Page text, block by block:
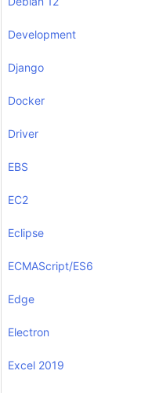
Development
Django
Docker
Driver
EBS
EC2
Eclipse
ECMAScript/ES6
Edge
Electron
Excel 2019